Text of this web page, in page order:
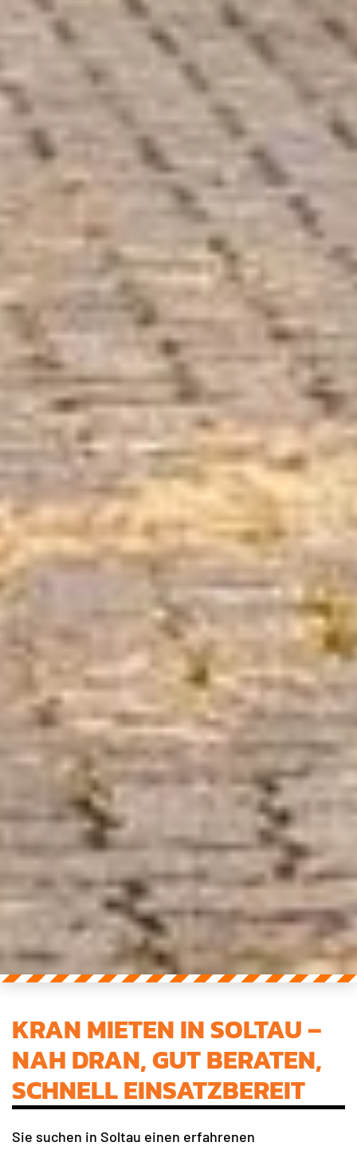
KRAN MIETEN IN SOLTAU –
NAH DRAN, GUT BERATEN,
SCHNELL EINSATZBEREIT
Sie suchen in Soltau einen erfahrenen